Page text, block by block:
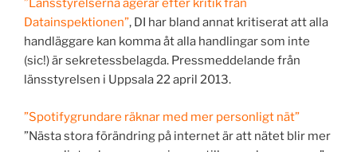
”Länsstyrelserna agerar efter kritik från
Datainspektionen”, DI har bland annat kritiserat att alla
handläggare kan komma åt alla handlingar som inte
(sic!) är sekretessbelagda. Pressmeddelande från
länsstyrelsen i Uppsala 22 april 2013.
”Spotifygrundare räknar med mer personligt nät”
”Nästa stora förändring på internet är att nätet blir mer